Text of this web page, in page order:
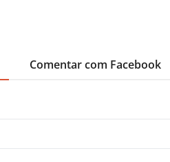
Comentar com Facebook